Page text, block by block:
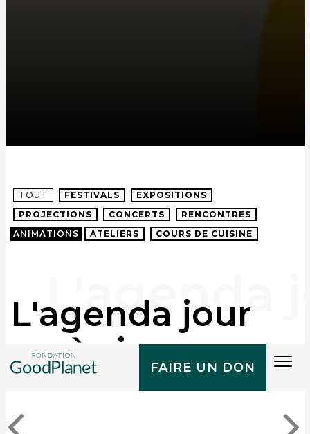
FAIRE UN DON
TOUT FESTIVALS
EXPOSITIONS
PROJECTIONS
CONCERTS
RENCONTRES
ANIMATIONS
ATELIERS COURS DE CUISINE
L'agenda jour
après jour